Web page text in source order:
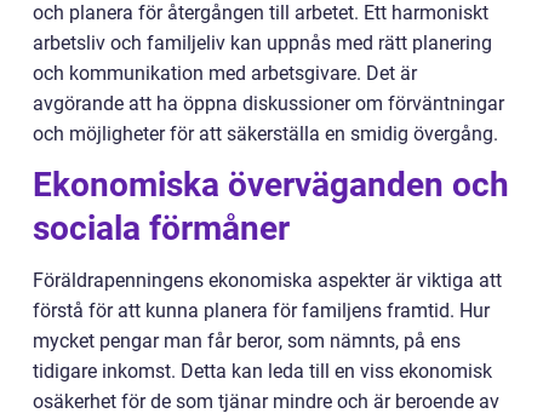
och planera för återgången till arbetet. Ett harmoniskt
arbetsliv och familjeliv kan uppnås med rätt planering
och kommunikation med arbetsgivare. Det är
avgörande att ha öppna diskussioner om förväntningar
och möjligheter för att säkerställa en smidig övergång.
Ekonomiska överväganden och
sociala förmåner
Föräldrapenningens ekonomiska aspekter är viktiga att
förstå för att kunna planera för familjens framtid. Hur
mycket pengar man får beror, som nämnts, på ens
tidigare inkomst. Detta kan leda till en viss ekonomisk
osäkerhet för de som tjänar mindre och är beroende av